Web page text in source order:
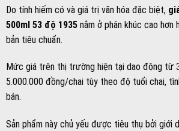
Do tính hiếm có và giá trị văn hóa đặc biệt,
500ml 53 độ 1935 nằm ở phân khúc cao hơn
bản tiêu chuẩn.
Mức giá trên thị trường hiện tại dao động từ
5.000.000 đồng/chai tùy theo độ tuổi chai,
bán.
Sản phẩm này chủ yếu được tiêu thụ bởi giới